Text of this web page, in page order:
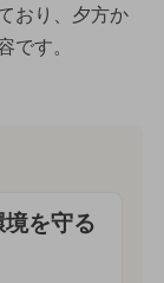
おり、夕方か
です。
を守る